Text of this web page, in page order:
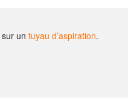
sur un tuyau d’aspiration.